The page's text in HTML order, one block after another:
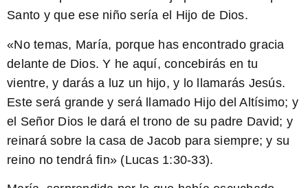
Santo y que ese niño sería el Hijo de Dios.
«No temas, María, porque has encontrado gracia
delante de Dios. Y he aquí, concebirás en tu
vientre, y darás a luz un hijo, y lo llamarás Jesús.
Este será grande y será llamado Hijo del Altísimo; y
el Señor Dios le dará el trono de su padre David; y
reinará sobre la casa de Jacob para siempre; y su
reino no tendrá fin» (Lucas 1:30-33).